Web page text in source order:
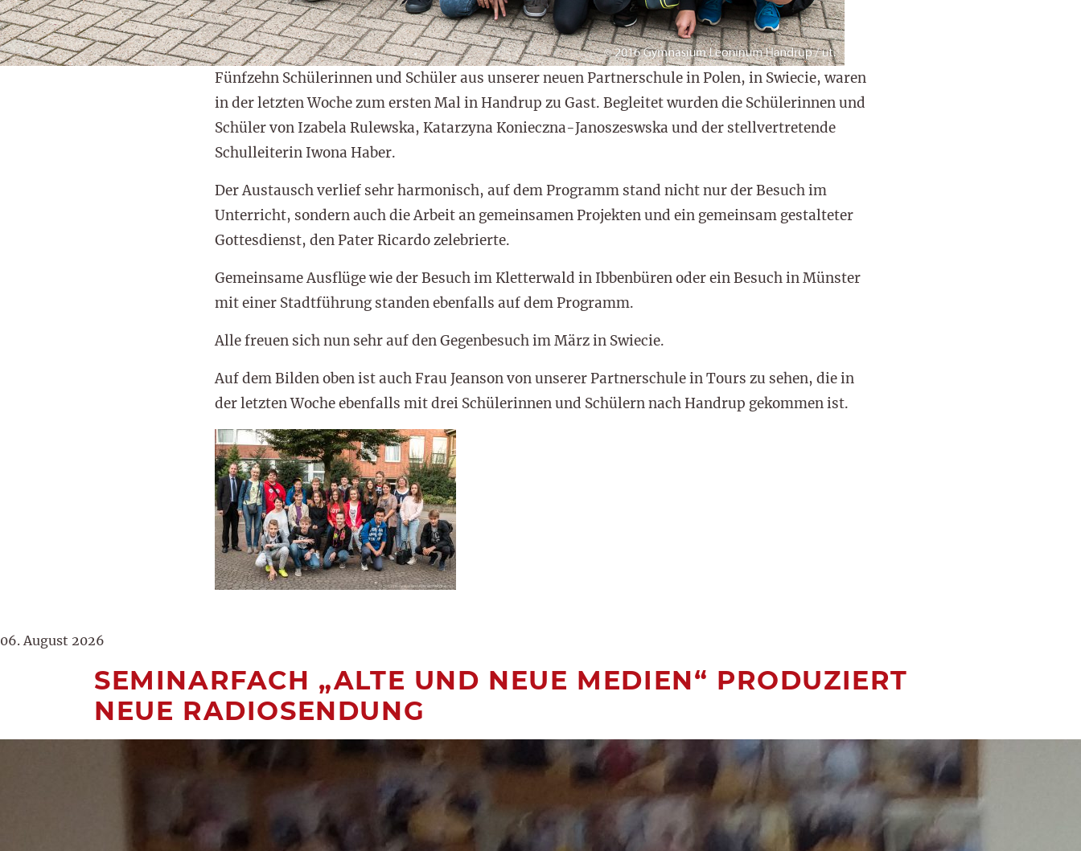
Fünfzehn Schülerinnen und Schüler aus unserer neuen Partnerschule in Polen, in Swiecie, waren
in der letzten Woche zum ersten Mal in Handrup zu Gast. Begleitet wurden die Schülerinnen und
Schüler von Izabela Rulewska, Katarzyna Konieczna-Janoszeswska und der stellvertretende
Schulleiterin Iwona Haber.
Der Austausch verlief sehr harmonisch, auf dem Programm stand nicht nur der Besuch im
Unterricht, sondern auch die Arbeit an gemeinsamen Projekten und ein gemeinsam gestalteter
Gottesdienst, den Pater Ricardo zelebrierte.
Gemeinsame Ausflüge wie der Besuch im Kletterwald in Ibbenbüren oder ein Besuch in Münster
mit einer Stadtführung standen ebenfalls auf dem Programm.
Alle freuen sich nun sehr auf den Gegenbesuch im März in Swiecie.
Auf dem Bilden oben ist auch Frau Jeanson von unserer Partnerschule in Tours zu sehen, die in
der letzten Woche ebenfalls mit drei Schülerinnen und Schülern nach Handrup gekommen ist.
06. August 2026
SEMINARFACH „ALTE UND NEUE MEDIEN“ PRODUZIERT
NEUE RADIOSENDUNG